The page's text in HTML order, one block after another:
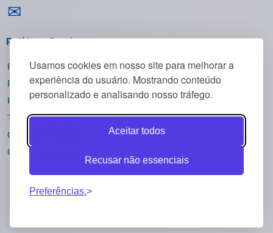
Usamos cookies em nosso site para melhorar a
experiência do usuário. Mostrando conteúdo
personalizado e analisando nosso tráfego.
Aceitar todos
Recusar não essenciais
Preferências.
✉
Políticas Gerais
Política de Privacidade
Política de Cookies
Política de Reembolsos
Termos e Condições
Cancelar inscrição
Configurações de cookies
Todos os direitos reservados CursosOnline55 ©